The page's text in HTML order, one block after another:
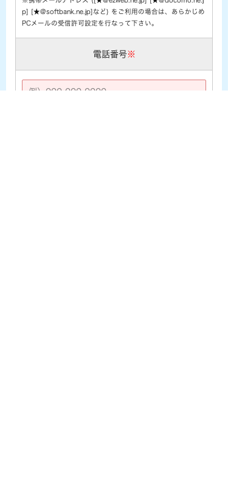
p] [★@softbank.ne.jp]など) をご利用の場合は、あらかじめ
PCメールの受信許可設定を行なって下さい。
電話番号※